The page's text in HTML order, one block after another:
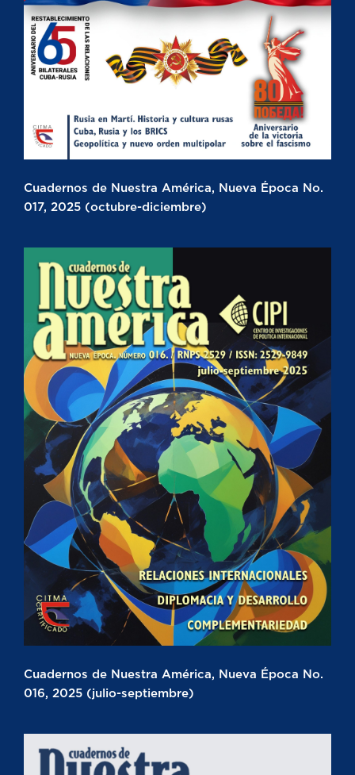
Cuadernos de Nuestra América, Nueva Época No.
017, 2025 (octubre-diciembre)
Cuadernos de Nuestra América, Nueva Época No.
016, 2025 (julio-septiembre)